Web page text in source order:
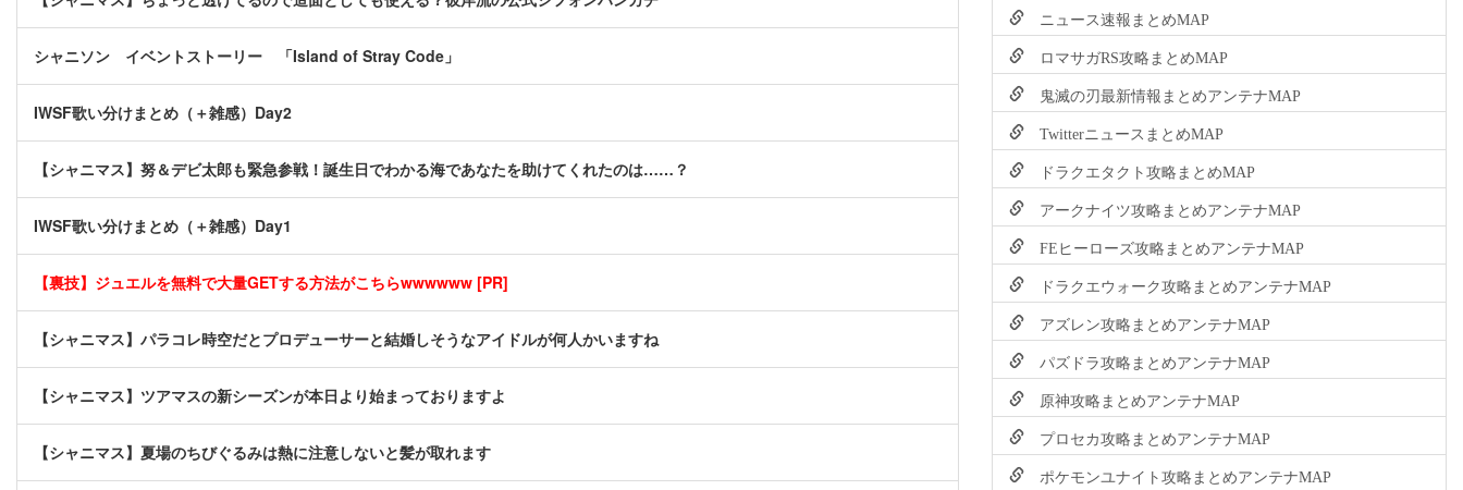
シャニソン イベントストーリー 「Island of Stray Code」
IWSF歌い分けまとめ（＋雑感）Day2
【シャニマス】努＆デビ太郎も緊急参戦！誕生日でわかる海であなたを助けてくれたのは……？
IWSF歌い分けまとめ（＋雑感）Day1
【裏技】ジュエルを無料で大量GETする方法がこちらwwwwww [PR]
【シャニマス】パラコレ時空だとプロデューサーと結婚しそうなアイドルが何人かいますね
【シャニマス】ツアマスの新シーズンが本日より始まっておりますよ
【シャニマス】夏場のちびぐるみは熱に注意しないと髪が取れます
ニュース速報まとめMAP
ロマサガRS攻略まとめMAP
鬼滅の刃最新情報まとめアンテナMAP
TwitterニュースまとめMAP
ドラクエタクト攻略まとめMAP
アークナイツ攻略まとめアンテナMAP
FEヒーローズ攻略まとめアンテナMAP
ドラクエウォーク攻略まとめアンテナMAP
アズレン攻略まとめアンテナMAP
パズドラ攻略まとめアンテナMAP
原神攻略まとめアンテナMAP
プロセカ攻略まとめアンテナMAP
ポケモンユナイト攻略まとめアンテナMAP